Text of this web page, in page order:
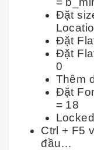
Đặt
Đặt
Đặt
0
Thêm
Đặt
= 18
Ctrl + F5
đầu…